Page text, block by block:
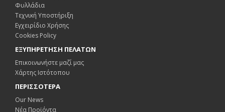
Φυλλάδια
Τεχνική Υποστήριξη
Εγχειρίδιο Χρήσης
Cookies Policy
ΕΞΥΠΗΡΕΤΗΣΗ ΠΕΛΑΤΩΝ
Επικοινωνήστε μαζί μας
Χάρτης Ιστότοπου
ΠΕΡΙΣΣΟΤΕΡΑ
Our News
Νέα Προϊόντα